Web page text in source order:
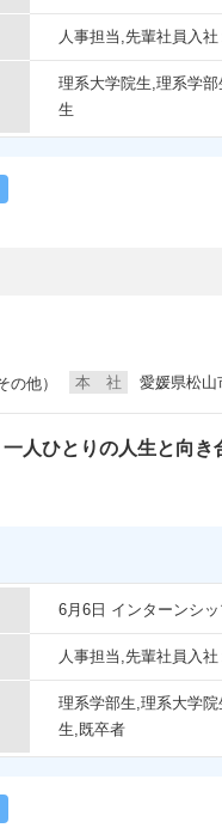
人事担当,先輩社員入社
理系大学院生,理系学
生
の他） 本 社 愛媛県松山
人ひとりの人生と向
6月6日 インターンシ
人事担当,先輩社員入
理系学部生,理系大学
生,既卒者